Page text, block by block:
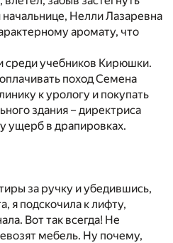
Нелли Лазаревна
аромату, что
среди учебников Кирюшки.
поход Семена
к урологу и покупать
здания – директриса
ущерб в драпировках.
за ручку и убедившись,
я подскочила к лифту,
Вот так всегда! Не
мебель. Ну почему,